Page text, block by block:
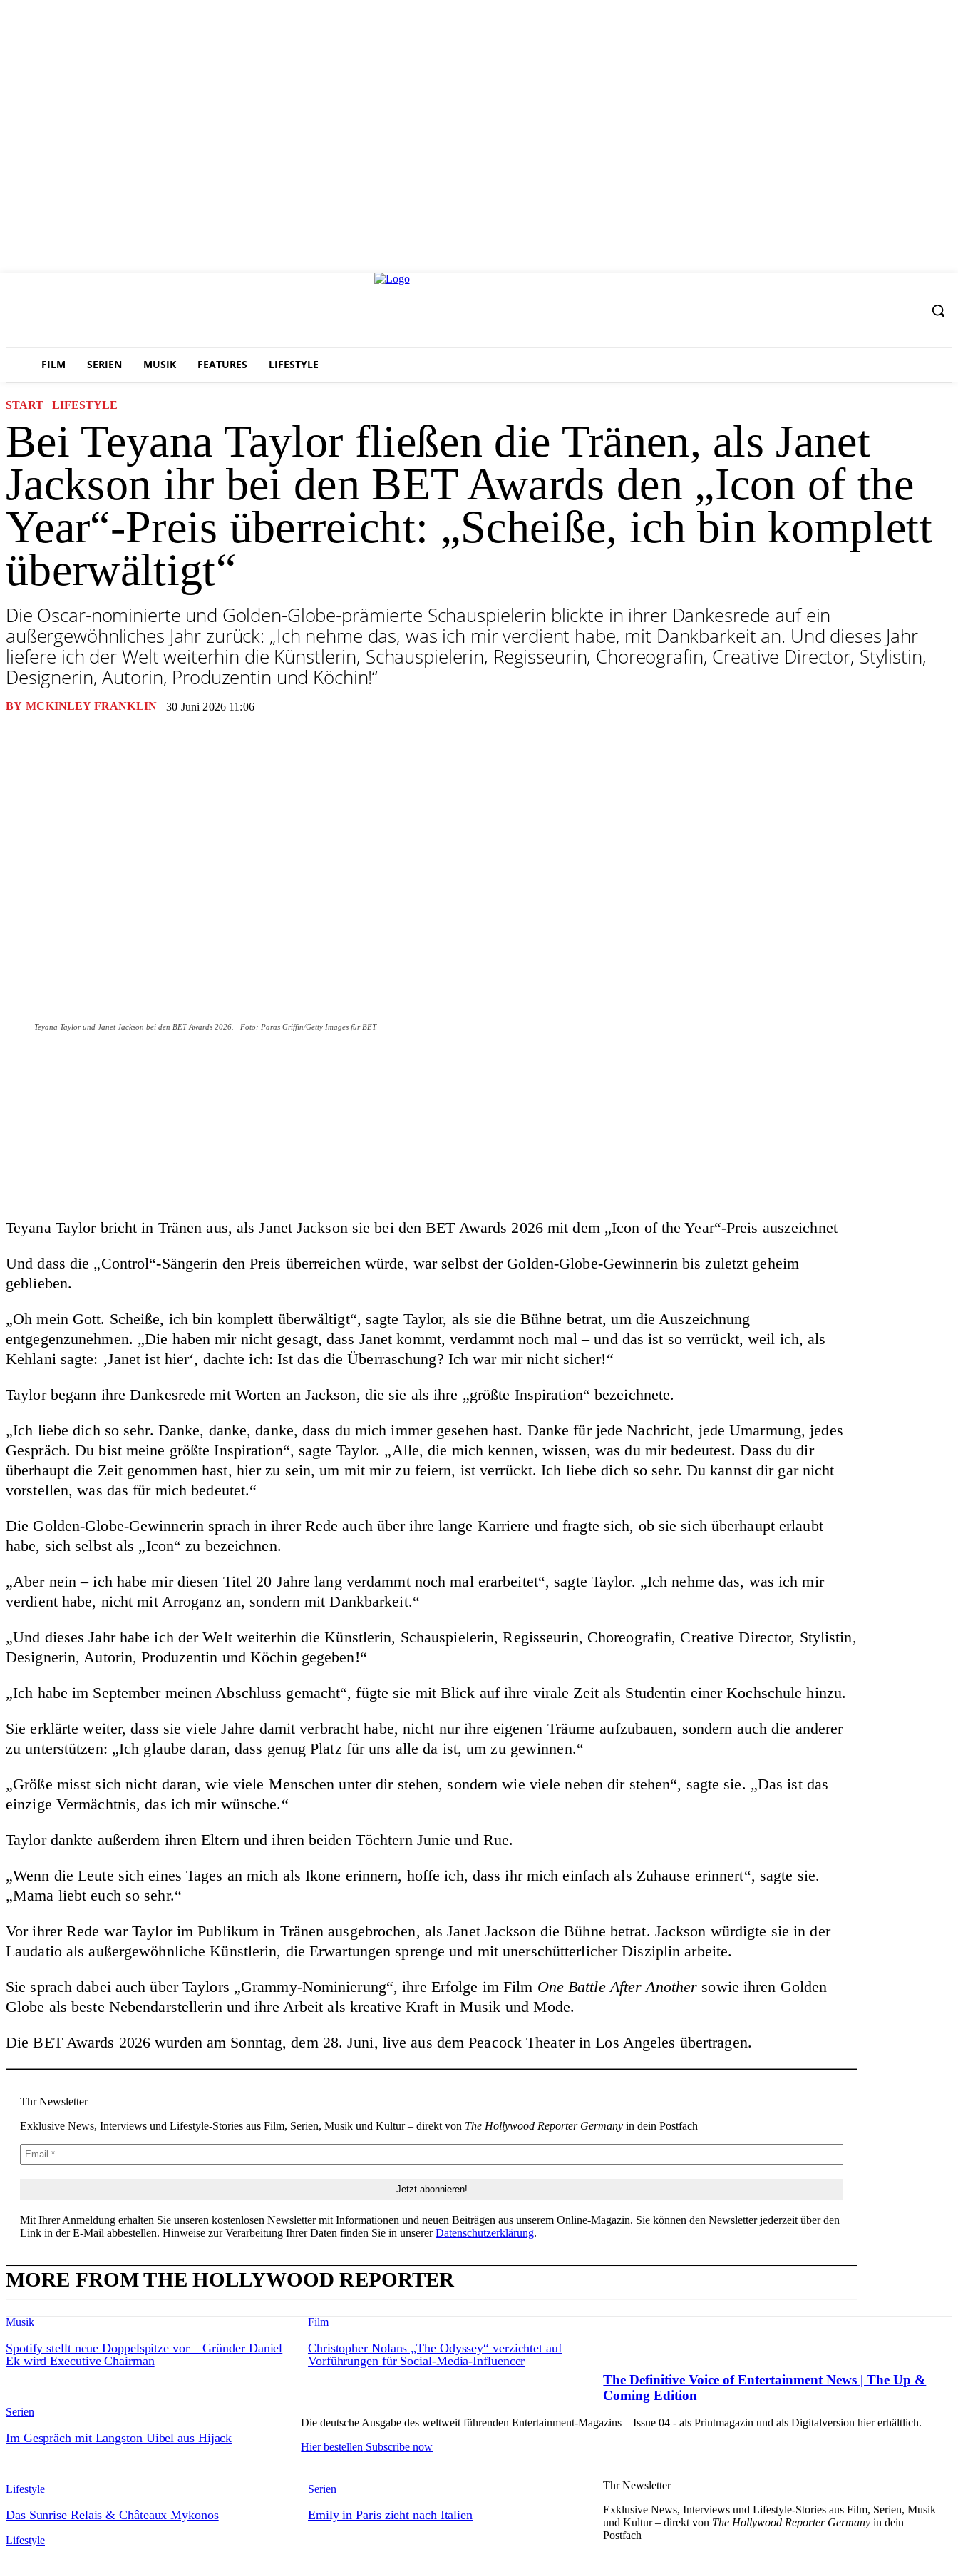
FILM SERIEN MUSIK FEATURES LIFESTYLE
START LIFESTYLE
Bei Teyana Taylor fließen die Tränen, als Janet
Jackson ihr bei den BET Awards den „Icon of the
Year“-Preis überreicht: „Scheiße, ich bin komplett
überwältigt“
Die Oscar-nominierte und Golden-Globe-prämierte Schauspielerin blickte in ihrer Dankesrede auf ein
außergewöhnliches Jahr zurück: „Ich nehme das, was ich mir verdient habe, mit Dankbarkeit an. Und dieses Jahr
liefere ich der Welt weiterhin die Künstlerin, Schauspielerin, Regisseurin, Choreografin, Creative Director, Stylistin,
Designerin, Autorin, Produzentin und Köchin!“
BY MCKINLEY FRANKLIN 30 Juni 2026 11:06
Teyana Taylor und Janet Jackson bei den BET Awards 2026. | Foto: Paras Griffin/Getty Images für BET
Teyana Taylor bricht in Tränen aus, als Janet Jackson sie bei den BET Awards 2026 mit dem „Icon of the Year“-Preis auszeichnet
Und dass die „Control“-Sängerin den Preis überreichen würde, war selbst der Golden-Globe-Gewinnerin bis zuletzt geheim
geblieben.
„Oh mein Gott. Scheiße, ich bin komplett überwältigt“, sagte Taylor, als sie die Bühne betrat, um die Auszeichnung
entgegenzunehmen. „Die haben mir nicht gesagt, dass Janet kommt, verdammt noch mal – und das ist so verrückt, weil ich, als
Kehlani sagte: ‚Janet ist hier‘, dachte ich: Ist das die Überraschung? Ich war mir nicht sicher!“
Taylor begann ihre Dankesrede mit Worten an Jackson, die sie als ihre „größte Inspiration“ bezeichnete.
„Ich liebe dich so sehr. Danke, danke, danke, dass du mich immer gesehen hast. Danke für jede Nachricht, jede Umarmung, jedes
Gespräch. Du bist meine größte Inspiration“, sagte Taylor. „Alle, die mich kennen, wissen, was du mir bedeutest. Dass du dir
überhaupt die Zeit genommen hast, hier zu sein, um mit mir zu feiern, ist verrückt. Ich liebe dich so sehr. Du kannst dir gar nicht
vorstellen, was das für mich bedeutet.“
Die Golden-Globe-Gewinnerin sprach in ihrer Rede auch über ihre lange Karriere und fragte sich, ob sie sich überhaupt erlaubt
habe, sich selbst als „Icon“ zu bezeichnen.
„Aber nein – ich habe mir diesen Titel 20 Jahre lang verdammt noch mal erarbeitet“, sagte Taylor. „Ich nehme das, was ich mir
verdient habe, nicht mit Arroganz an, sondern mit Dankbarkeit.“
„Und dieses Jahr habe ich der Welt weiterhin die Künstlerin, Schauspielerin, Regisseurin, Choreografin, Creative Director, Stylistin,
Designerin, Autorin, Produzentin und Köchin gegeben!“
„Ich habe im September meinen Abschluss gemacht“, fügte sie mit Blick auf ihre virale Zeit als Studentin einer Kochschule hinzu.
Sie erklärte weiter, dass sie viele Jahre damit verbracht habe, nicht nur ihre eigenen Träume aufzubauen, sondern auch die anderer
zu unterstützen: „Ich glaube daran, dass genug Platz für uns alle da ist, um zu gewinnen.“
„Größe misst sich nicht daran, wie viele Menschen unter dir stehen, sondern wie viele neben dir stehen“, sagte sie. „Das ist das
einzige Vermächtnis, das ich mir wünsche.“
Taylor dankte außerdem ihren Eltern und ihren beiden Töchtern Junie und Rue.
„Wenn die Leute sich eines Tages an mich als Ikone erinnern, hoffe ich, dass ihr mich einfach als Zuhause erinnert“, sagte sie.
„Mama liebt euch so sehr.“
Vor ihrer Rede war Taylor im Publikum in Tränen ausgebrochen, als Janet Jackson die Bühne betrat. Jackson würdigte sie in der
Laudatio als außergewöhnliche Künstlerin, die Erwartungen sprenge und mit unerschütterlicher Disziplin arbeite.
Sie sprach dabei auch über Taylors „Grammy-Nominierung“, ihre Erfolge im Film One Battle After Another sowie ihren Golden
Globe als beste Nebendarstellerin und ihre Arbeit als kreative Kraft in Musik und Mode.
Die BET Awards 2026 wurden am Sonntag, dem 28. Juni, live aus dem Peacock Theater in Los Angeles übertragen.
Thr Newsletter
Exklusive News, Interviews und Lifestyle-Stories aus Film, Serien, Musik und Kultur – direkt von The Hollywood Reporter Germany in dein Postfach
Mit Ihrer Anmeldung erhalten Sie unseren kostenlosen Newsletter mit Informationen und neuen Beiträgen aus unserem Online-Magazin. Sie können den Newsletter jederzeit über den
Link in der E-Mail abbestellen. Hinweise zur Verarbeitung Ihrer Daten finden Sie in unsererDatenschutzerklärung.
MORE FROM THE HOLLYWOOD REPORTER
Musik
Spotify stellt neue Doppelspitze vor – Gründer Daniel
Ek wird Executive Chairman
Film
Christopher Nolans „The Odyssey“ verzichtet auf
Vorführungen für Social-Media-Influencer
Serien
Im Gespräch mit Langston Uibel aus Hijack
Lifestyle
Das Sunrise Relais & Châteaux Mykonos
Serien
Emily in Paris zieht nach Italien
Lifestyle
The Definitive Voice of Entertainment News | The Up &
Coming Edition
Die deutsche Ausgabe des weltweit führenden Entertainment-Magazins – Issue 04 - als Printmagazin und als Digitalversion hier erhältlich.
Hier bestellen Subscribe now
Thr Newsletter
Exklusive News, Interviews und Lifestyle-Stories aus Film, Serien, Musik
und Kultur – direkt von The Hollywood Reporter Germany in dein
Postfach